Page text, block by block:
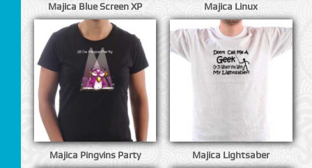
Majica Blue Screen XP Majica Linux
Majica Pingvins Party Majica Lightsaber